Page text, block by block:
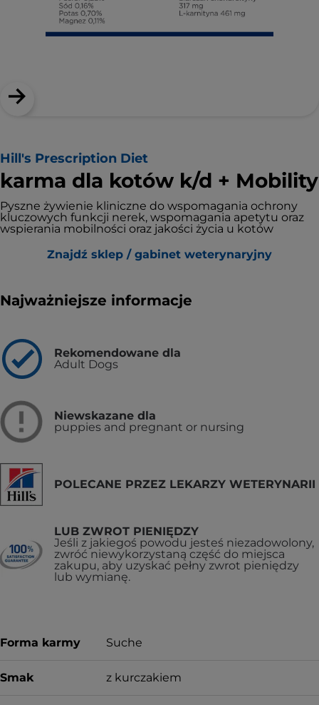
Hill's Prescription Diet
karma dla kotów k/d + Mobility
Pyszne żywienie kliniczne do wspomagania ochrony
kluczowych funkcji nerek, wspomagania apetytu oraz
wspierania mobilności oraz jakości życia u kotów
Znajdź sklep / gabinet weterynaryjny
Najważniejsze informacje
Rekomendowane dla
Adult Dogs
Niewskazane dla
puppies and pregnant or nursing
POLECANE PRZEZ LEKARZY WETERYNARII
LUB ZWROT PIENIĘDZY
Jeśli z jakiegoś powodu jesteś niezadowolony,
zwróć niewykorzystaną część do miejsca
zakupu, aby uzyskać pełny zwrot pieniędzy
lub wymianę.
Forma karmy Suche
Smak z kurczakiem